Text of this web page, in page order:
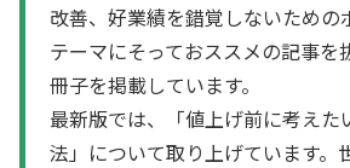
改善、好業績を錯覚しないための
テーマにそっておススメの記事を
冊子を掲載しています。
最新版では、「値上げ前に考えた
法」について取り上げています。